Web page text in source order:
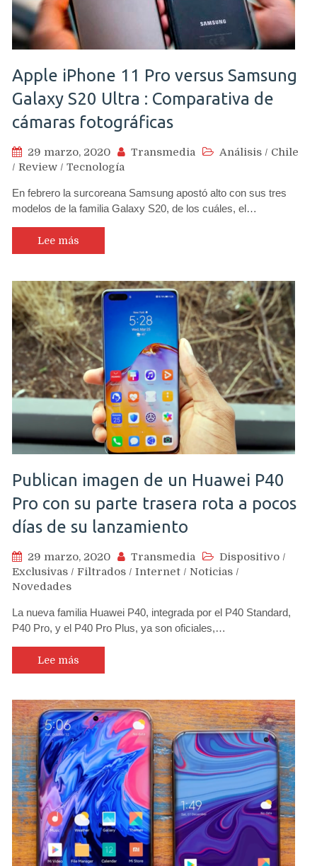
Apple iPhone 11 Pro versus Samsung
Galaxy S20 Ultra : Comparativa de
cámaras fotográficas
29 marzo, 2020 Transmedia Análisis / Chile
/ Review / Tecnología
En febrero la surcoreana Samsung apostó alto con sus tres
modelos de la familia Galaxy S20, de los cuáles, el…
Lee más
Publican imagen de un Huawei P40
Pro con su parte trasera rota a pocos
días de su lanzamiento
29 marzo, 2020 Transmedia Dispositivo /
Exclusivas / Filtrados / Internet / Noticias /
Novedades
La nueva familia Huawei P40, integrada por el P40 Standard,
P40 Pro, y el P40 Pro Plus, ya son oficiales,…
Lee más